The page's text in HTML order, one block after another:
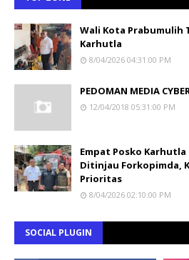
Wali Kota Prabumulih
Karhutla
8/04/2026 04:31:00 PM
PEDOMAN MEDIA
12/04/2018 05:31:00 PM
Empat Posko
Ditinjau Forkopimda,
Prioritas
8/04/2026 02:10:00 PM
SOCIAL PLUGIN